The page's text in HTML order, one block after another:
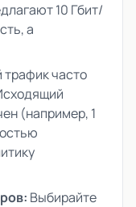
10 Гбит/
а
часто
(например, 1
Выбирайте